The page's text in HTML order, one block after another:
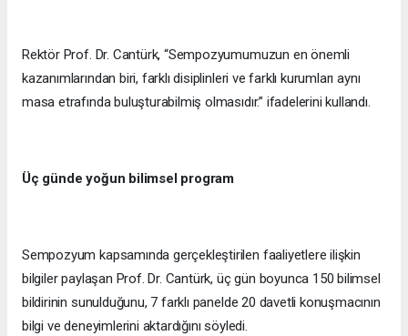
Rektör Prof. Dr. Cantürk, “Sempozyumumuzun en önemli
kazanımlarından biri, farklı disiplinleri ve farklı kurumları aynı
masa etrafında buluşturabilmiş olmasıdır.” ifadelerini kullandı.
Üç günde yoğun bilimsel program
Sempozyum kapsamında gerçekleştirilen faaliyetlere ilişkin
bilgiler paylaşan Prof. Dr. Cantürk, üç gün boyunca 150 bilimsel
bildirinin sunulduğunu, 7 farklı panelde 20 davetli konuşmacının
bilgi ve deneyimlerini aktardığını söyledi.